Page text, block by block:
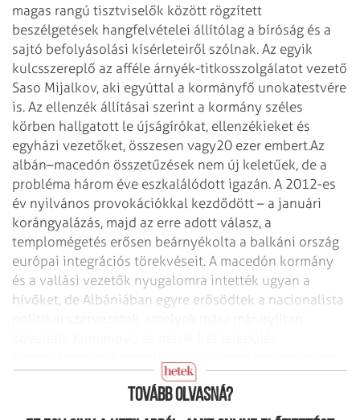
magas rangú tisztviselők között rögzített
beszélgetések hangfelvételei állítólag a bíróság és a
sajtó befolyásolási kísérleteiről szólnak. Az egyik
kulcsszereplő az afféle árnyék-titkosszolgálatot vezető
Saso Mijalkov, aki egyúttal a kormányfő unokatestvére
is. Az ellenzék állításai szerint a kormány széles
körben hallgatott le újságírókat, ellenzékieket és
egyházi vezetőket, összesen vagy20 ezer embert.Az
albán–macedón összetűzések nem új keletűek, de a
probléma három éve eszkalálódott igazán. A 2012-es
év nyilvános provokációkkal kezdődött – a januári
korángyalázás, majd az erre adott válasz, a
templomégetés erősen beárnyékolta a balkáni ország
európai integrációs törekvéseit. A macedón kormány
és a vallási vezetők nyugalomra intették ugyan a
hívőket, de Albániában egyre erősödtek a nacionalista
akár fegyverrel is érvényesíteni.
Tovább olvasná?